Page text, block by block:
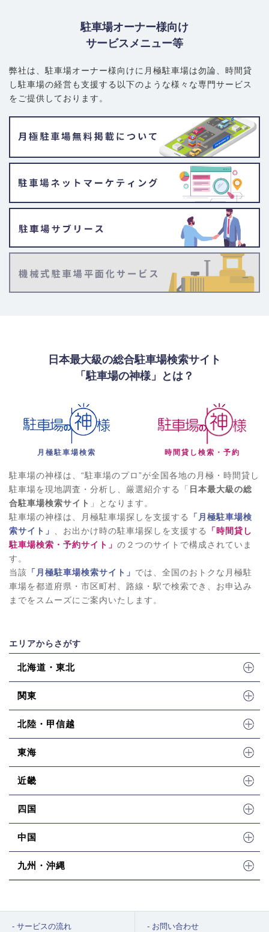
駐車場オーナー様向け
サービスメニュー等
弊社は、駐車場オーナー様向けに月極駐車場は勿論、 時間貸
し駐車場の経営も支援する以下のような様々な専門サービス
をご提供しております。
日本最大級の総合駐車場検索サイト
「駐車場の神様」とは？
月極駐車場検索 時間貸し検索・予約
駐車場の神様は、“駐車場のプロ”が全国各地の月極・時間貸し
駐車場を現地調査・分析し、厳選紹介する「 日本最大級の総
合駐車場検索サイト 」となります。
駐車場の神様は、月極駐車場探しを支援する
「月極駐車場検
索サイト」
、お出かけ時の駐車場探しを支援する
「時間貸し
駐車場検索・予約サイト」 の２つのサイトで構成されていま
す。
当該 「月極駐車場検索サイト」 では、全国のおトクな月極駐
車場を都道府県・市区町村、路線・駅で検索でき、お申込み
までをスムーズにご案内いたします。
エリアからさがす
北海道・東北
関東
北陸・甲信越
東海
近畿
四国
中国
九州・沖縄
サービスの流れ お問い合わせ